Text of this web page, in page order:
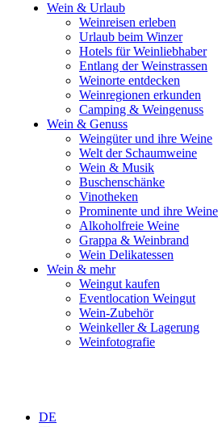
Wein & Urlaub
Weinreisen erleben
Urlaub beim Winzer
Hotels für Weinliebhaber
Entlang der Weinstrassen
Weinorte entdecken
Weinregionen erkunden
Camping & Weingenuss
Wein & Genuss
Weingüter und ihre Weine
Welt der Schaumweine
Wein & Musik
Buschenschänke
Vinotheken
Prominente und ihre Weine
Alkoholfreie Weine
Grappa & Weinbrand
Wein Delikatessen
Wein & mehr
Weingut kaufen
Eventlocation Weingut
Wein-Zubehör
Weinkeller & Lagerung
Weinfotografie
DE